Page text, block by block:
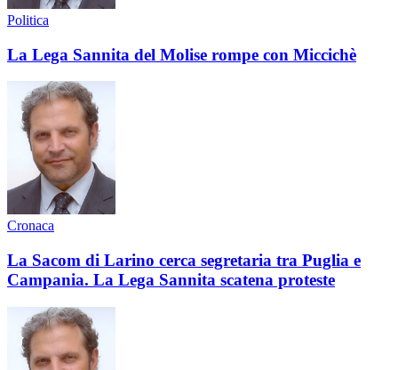
Politica
La Lega Sannita del Molise rompe con Miccichè
Cronaca
La Sacom di Larino cerca segretaria tra Puglia e
Campania. La Lega Sannita scatena proteste